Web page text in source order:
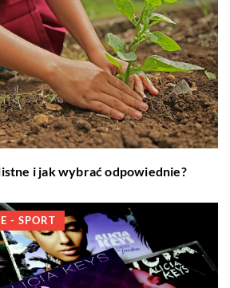
i jak wybrać odpowiednie?
- SPORT